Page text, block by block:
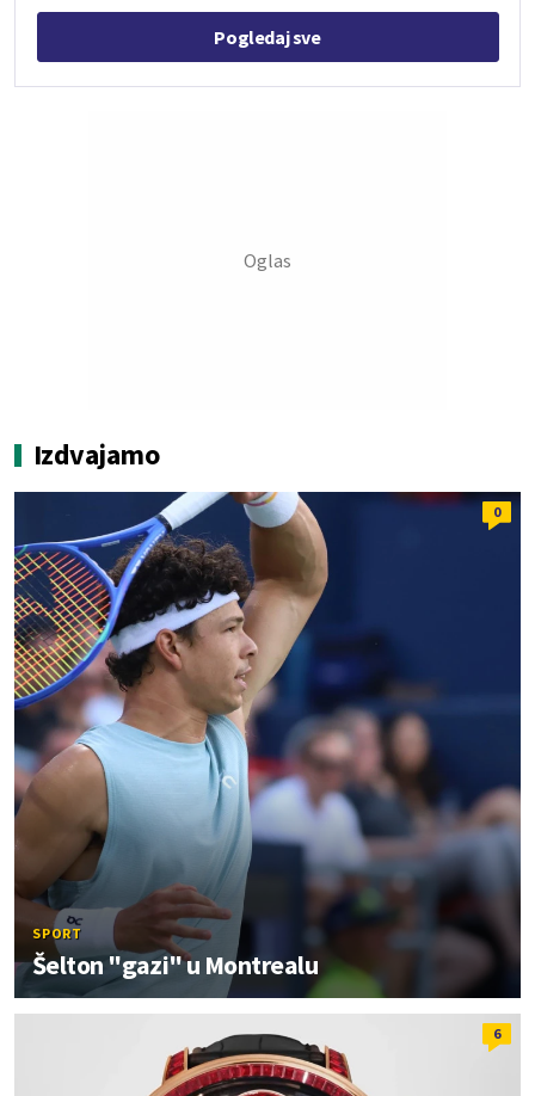
Pogledaj sve
Izdvajamo
0
SPORT
Šelton "gazi" u Montrealu
6